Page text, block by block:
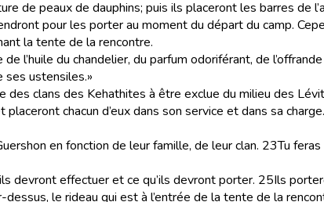
de peaux de dauphins; puis ils placeront les barres de
pour les porter au moment du départ du camp.
la tente de la rencontre.
l’huile du chandelier, du parfum odoriférant, de
ses ustensiles.»
des clans des Kehathites à être exclue du milieu des
chacun d’eux dans son service et dans sa charge.
en fonction de leur famille, de leur clan. 23Tu
devront effectuer et ce qu’ils devront porter. 25Ils
le rideau qui est à l’entrée de la tente de la